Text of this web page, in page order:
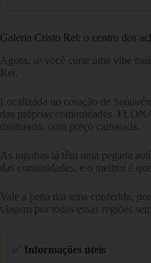
Galeria Cristo Rei: o centro dos
Agora, se você curte uma vibe
Rei.
Localizada no coração de
das próprias comunidades.
misturado, com preço camarada.
As lojinhas lá têm uma pegada
das comunidades, e o melhor é
Vale a pena dar uma conferida,
viagem por todas essas regiões
Informações úteis